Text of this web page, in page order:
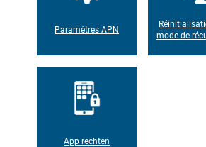
Paramètres APN
mode de
App rechten